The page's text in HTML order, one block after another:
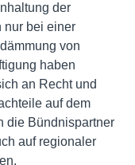
der
nur bei einer
von
haben
an Recht und
auf dem
die Bündnispartner
auf regionaler